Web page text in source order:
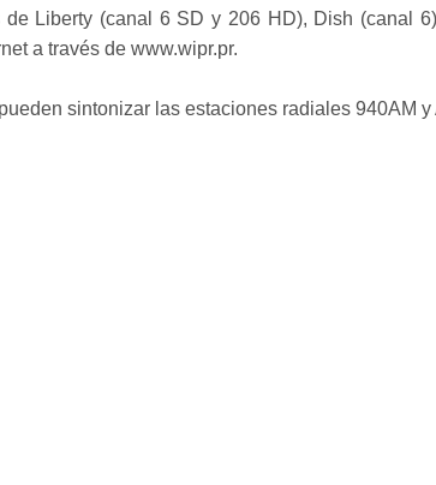
de Liberty (canal 6 SD y 206 HD), Dish (canal
a través de www.wipr.pr.
sintonizar las estaciones radiales 940AM y